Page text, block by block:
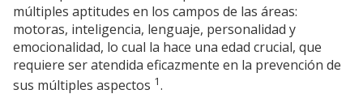
múltiples aptitudes en los campos de las áreas:
motoras, inteligencia, lenguaje, personalidad y
emocionalidad, lo cual la hace una edad crucial, que
requiere ser atendida eficazmente en la prevención de
sus múltiples aspectos 1.